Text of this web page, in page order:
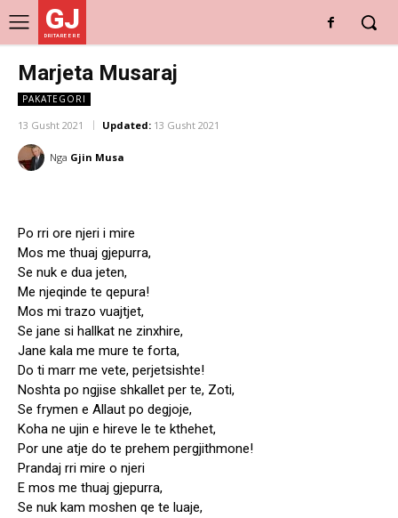
GJ
DRITARE E RE
Marjeta Musaraj
PAKATEGORI
13 Gusht 2021 Updated: 13 Gusht 2021
Nga Gjin Musa
Po rri ore njeri i mire
Mos me thuaj gjepurra,
Se nuk e dua jeten,
Me njeqinde te qepura!
Mos mi trazo vuajtjet,
Se jane si hallkat ne zinxhire,
Jane kala me mure te forta,
Do ti marr me vete, perjetsishte!
Noshta po ngjise shkallet per te, Zoti,
Se frymen e Allaut po degjoje,
Koha ne ujin e hireve le te kthehet,
Por une atje do te prehem pergjithmone!
Prandaj rri mire o njeri
E mos me thuaj gjepurra,
Se nuk kam moshen qe te luaje,